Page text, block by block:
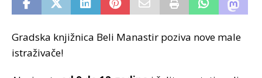
Gradska knjižnica Beli Manastir poziva nove male
istraživače!